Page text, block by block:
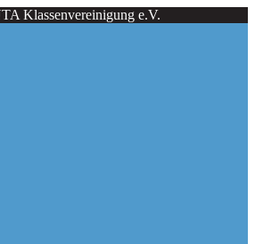
Klassenvereinigung e.V.